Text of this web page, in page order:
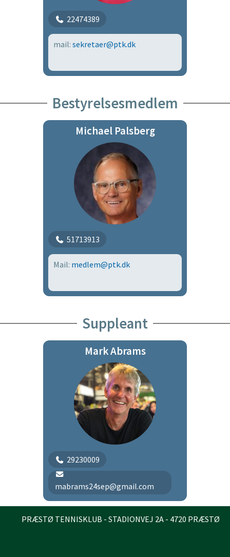
22474389
mail: sekretaer@ptk.dk
Bestyrelsesmedlem
Michael Palsberg
51713913
Mail: medlem@ptk.dk
Suppleant
Mark Abrams
29230009
mabrams24sep@gmail.com
PRÆSTØ TENNISKLUB - STADIONVEJ 2A - 4720 PRÆSTØ